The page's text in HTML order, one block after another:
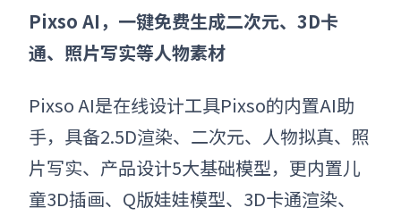
Pixso AI，一键免费生成二次元、3D卡
通、照片写实等人物素材
Pixso AI是在线设计工具Pixso的内置AI助
手，具备2.5D渲染、二次元、人物拟真、照
片写实、产品设计5大基础模型，更内置儿
童3D插画、Q版娃娃模型、3D卡通渲染、